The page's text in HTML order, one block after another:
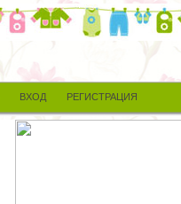
ВХОД РЕГИСТРАЦИЯ